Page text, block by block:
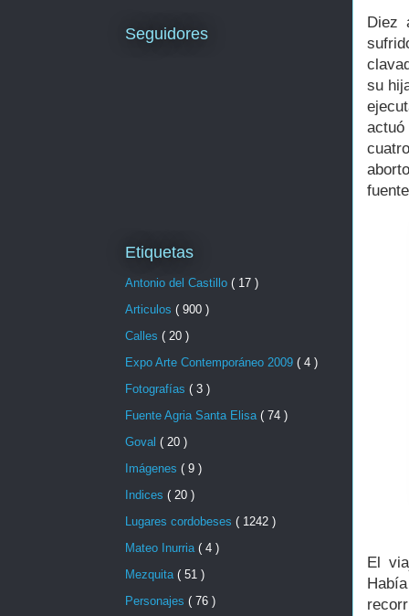
Diez
su
El
Seguidores
Etiquetas
Antonio del Castillo ( 17 )
Articulos ( 900 )
Calles ( 20 )
Expo Arte Contemporáneo 2009 ( 4 )
Fotografías ( 3 )
Fuente Agria Santa Elisa ( 74 )
Goval ( 20 )
Imágenes ( 9 )
Indices ( 20 )
Lugares cordobeses ( 1242 )
Mateo Inurria ( 4 )
Mezquita ( 51 )
Personajes ( 76 )